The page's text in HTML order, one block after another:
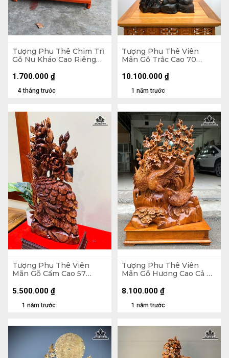
Tượng Phu Thê Chim Trĩ
Gỗ Nu Kháo Cao Riêng
8 (cm)
4 tháng trước
1.700.000 ₫
Tượng Phu Thê Viên
Mãn Gỗ Trắc Cao 70
1 năm trước
10.100.000 ₫
Tượng Phu Thê Viên
Mãn Gỗ Cẩm Cao 57
1 năm trước
5.500.000 ₫
Tượng Phu Thê Viên
Mãn Gỗ Hương Cao Cả Kỷ
Kỷ Cao 10
1 năm trước
8.100.000 ₫